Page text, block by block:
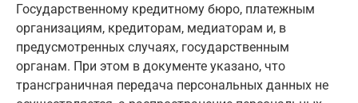
Государственному кредитному бюро, платежным
организациям, кредиторам, медиаторам и, в
предусмотренных случаях, государственным
органам. При этом в документе указано, что
трансграничная передача персональных данных не